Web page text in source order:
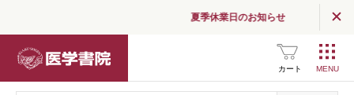
夏季休業日のお知らせ
カート